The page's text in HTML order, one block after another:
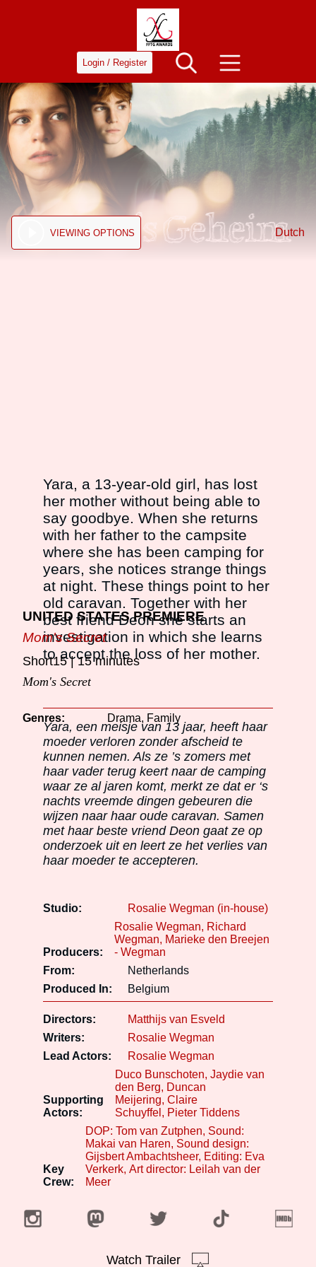
Login / Register
VIEWING OPTIONS Dutch
Yara, a 13-year-old girl, has lost
her mother without being able to
say goodbye. When she returns
with her father to the campsite
where she has been camping for
years, she notices strange things
at night. These things point to her
old caravan. Together with her
best friend Deon she starts an
investigation in which she learns
to accept the loss of her mother.
Yara, een meisje van 13 jaar, heeft haar
moeder verloren zonder afscheid te
kunnen nemen. Als ze ’s zomers met
haar vader terug keert naar de camping
waar ze al jaren komt, merkt ze dat er ‘s
nachts vreemde dingen gebeuren die
wijzen naar haar oude caravan. Samen
met haar beste vriend Deon gaat ze op
onderzoek uit en leert ze het verlies van
haar moeder te accepteren.
Studio: Rosalie Wegman (in-house)
Producers:
Rosalie Wegman
Richard
Wegman
Marieke den Breejen
- Wegman
From:
Netherlands
Produced In:
Belgium
Directors:
Matthijs van Esveld
Writers:
Rosalie Wegman
Lead Actors:
Rosalie Wegman
Supporting
Actors:
Duco Bunschoten Jaydie van
den Berg
Duncan
Meijering Claire
Schuyffel
Pieter Tiddens
Key
Crew:
DOP: Tom van Zutphen Sound:
Makai van Haren Sound design:
Gijsbert Ambachtsheer
Editing: Eva
Verkerk Art director: Leilah van der
Meer
UNITED STATES PREMIERE
Mom's Secret
Short15
15 minutes
Mom's Secret
Genres: Drama, Family
Watch Trailer